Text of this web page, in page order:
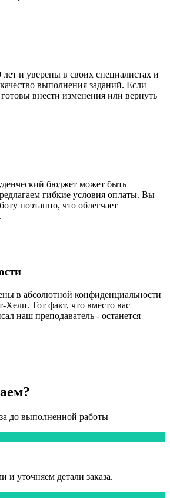
и уверены в своих специалистах и
выполнения заданий. Если
внести изменения или вернуть
бюджет может быть
гибкие условия оплаты. Вы
поэтапно, что облегчает
в абсолютной конфиденциальности
Хелп. Тот факт, что вместо вас
наш преподаватель - останется
до выполненной работы
и уточняем детали заказа.